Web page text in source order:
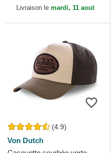
Livraison le mardi, 11 aout
(4.9)
Von Dutch